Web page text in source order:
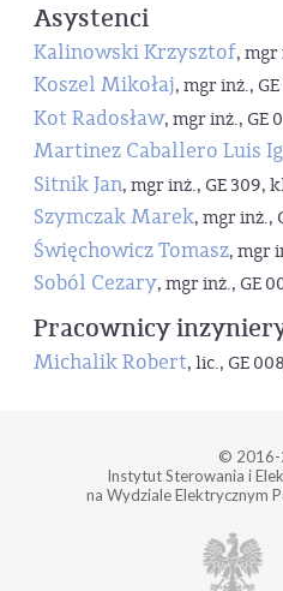
Asystenci
Kalinowski Krzysztof, mgr
Koszel Mikołaj, mgr inż.,
Kot Radosław, mgr inż., GE
Martinez Caballero Luis
Sitnik Jan, mgr inż., GE 309,
Szymczak Marek, mgr inż.,
Święchowicz Tomasz, mgr
Soból Cezary, mgr inż., GE
Pracownicy
Michalik Robert, lic., GE
© 2016-
Instytut Sterowania i
na Wydziale Elektrycznym